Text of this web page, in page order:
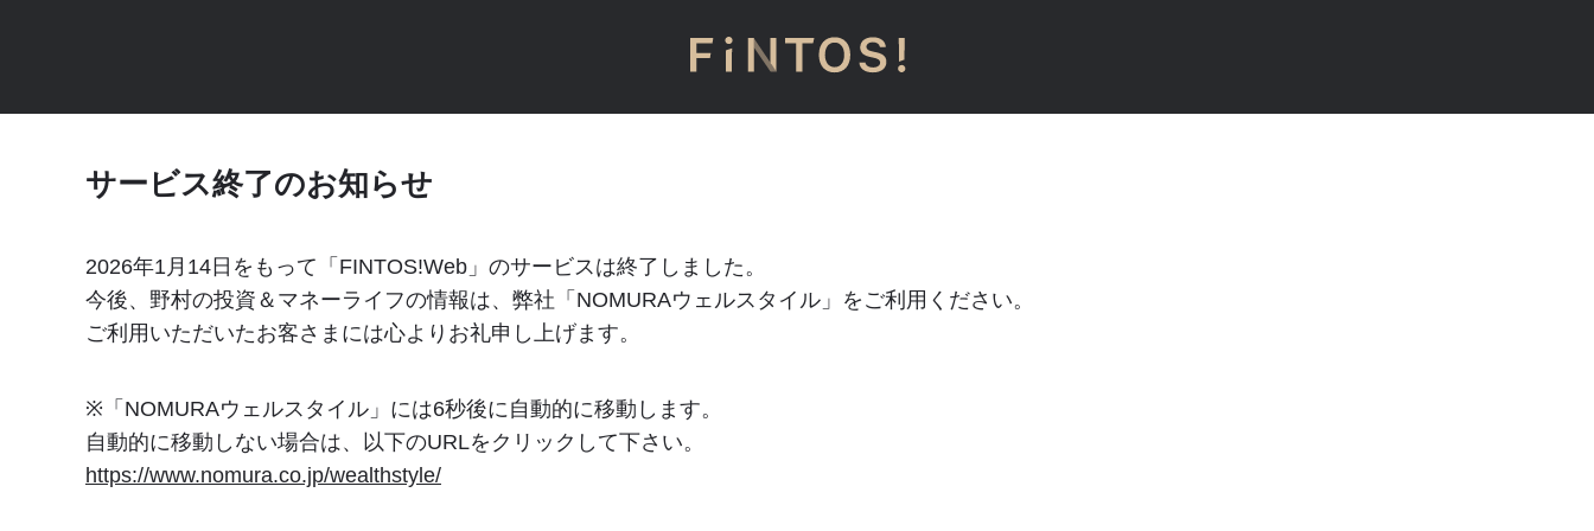
サービス終了のお知らせ
2026年1月14日をもって「FINTOS!Web」のサービスは終了しました。
今後、野村の投資＆マネーライフの情報は、弊社「NOMURAウェルスタイル」をご利用ください。
ご利用いただいたお客さまには心よりお礼申し上げます。
※「NOMURAウェルスタイル」には6秒後に自動的に移動します。
自動的に移動しない場合は、以下のURLをクリックして下さい。
https://www.nomura.co.jp/wealthstyle/